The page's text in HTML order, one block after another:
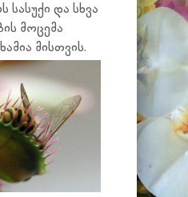
სასუქი და სხვა
მოცემა
მისთვის.